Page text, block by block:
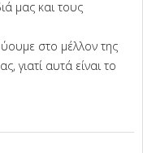
μας και τους
στο μέλλον της
γιατί αυτά είναι το